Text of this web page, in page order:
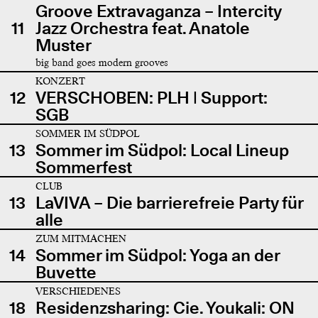
11
Groove Extravaganza – Intercity
Jazz Orchestra feat. Anatole
Muster
big band goes modern grooves
12
KONZERT
VERSCHOBEN: PLH | Support:
SGB
13
SOMMER IM SÜDPOL
Sommer im Südpol: Local Lineup
Sommerfest
13
CLUB
LaVIVA – Die barrierefreie Party für
alle
14
ZUM MITMACHEN
Sommer im Südpol: Yoga an der
Buvette
18
VERSCHIEDENES
Residenzsharing: Cie. Youkali: ON